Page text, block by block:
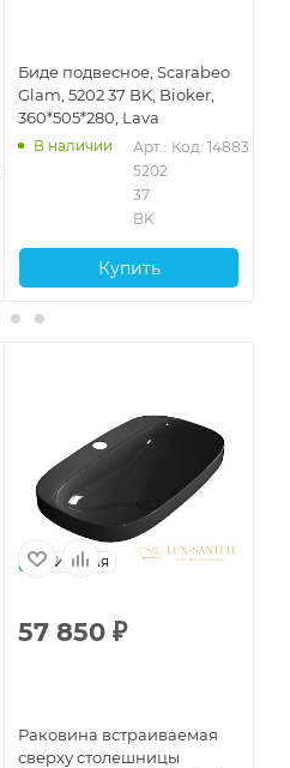
Биде подвесное, Scarabeo
Glam, 5202 37 BK, Bioker,
360*505*280, Lava
В наличии
Арт.:
5202
37
BK
Код: 14883
Купить
Италия
57 850 ₽
Раковина встраиваемая
сверху столешницы